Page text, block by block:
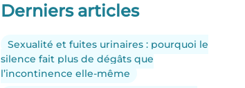
Derniers articles
Sexualité et fuites urinaires : pourquoi le
silence fait plus de dégâts que
l’incontinence elle-même